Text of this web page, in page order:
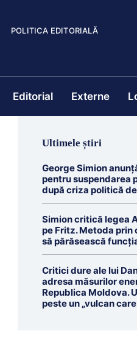
POLITICA EDITORIALĂ
Editorial Externe
Ultimele știri
George Simion
pentru suspendarea
după criza politică
Simion critică legea
pe Fritz. Metoda
să părăsească
Critici dure ale lui
adresa măsurilor
Republica Moldova.
peste un „vulcan